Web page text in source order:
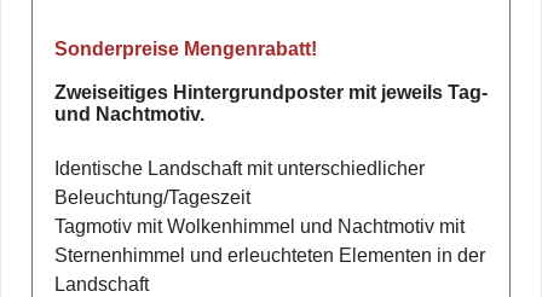
Sonderpreise Mengenrabatt!
Zweiseitiges Hintergrundposter mit jeweils Tag-
und Nachtmotiv.
Identische Landschaft mit unterschiedlicher
Beleuchtung/Tageszeit
Tagmotiv mit Wolkenhimmel und Nachtmotiv mit
Sternenhimmel und erleuchteten Elementen in der
Landschaft